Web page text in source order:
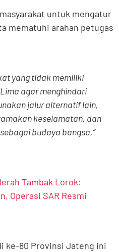
untuk mengatur
mematuhi arahan petugas
yang tidak memiliki
agar menghindari
jalur alternatif lain,
keselamatan, dan
budaya bangsa,”
Tambak Lorok:
Operasi SAR Resmi
ke-80 Provinsi Jateng ini